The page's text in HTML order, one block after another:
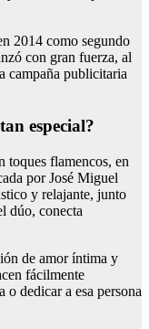
2014 como segundo
con gran fuerza, al
campaña publicitaria
tan especial?
toques flamencos, en
por José Miguel
y relajante, junto
dúo, conecta
de amor íntima y
fácilmente
o dedicar a esa persona